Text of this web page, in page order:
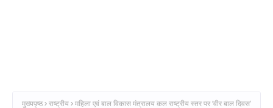
मुख्यपृष्ठ राष्ट्रीय महिला एवं बाल विकास मंत्रालय कल राष्ट्रीय स्तर पर ‘वीर बाल दिवस’